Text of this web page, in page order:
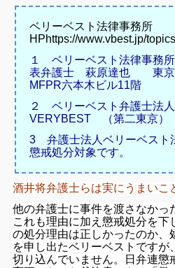
ベリーベスト法律事務所
HPhttps://www.vbest.jp/
１ ベリーベスト法律事
表弁護士 萩原達也 東京
MFPR六本木ビル11階
２ ベリーベスト弁護士法人
VERYBEST （第二東京）
3 弁護士法人ベリーベス
懲戒処分対象です。
酒井将弁護士らは実にうまいこ
他の弁護士に事件を渡さなかっ
これも理由に加え懲戒処分を下
の処分理由は正しかったのか、
を申し出たベリーベストですが
切り込んでいません。
日弁連懲